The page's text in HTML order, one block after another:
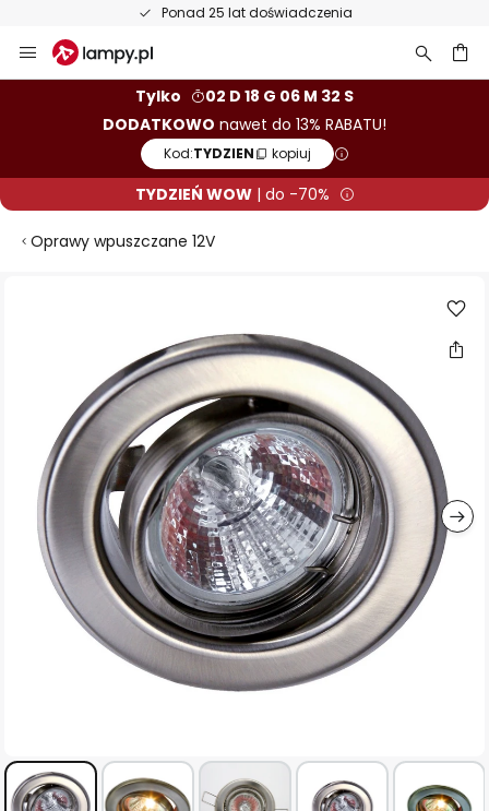
Ponad 25 lat doświadczenia
Przejdź
do
Tylko
02 D 18 G 06 M 32 S
DODATKOWO nawet do 13% RABATU!
Kod:TYDZIEN kopiuj
TYDZIEŃ WOW| do -70%
Oprawy wpuszczane 12V